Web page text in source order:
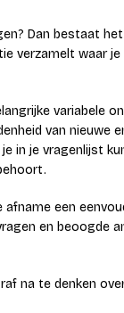
Dan bestaat
verzamelt waar
variabele
van nieuwe
in je vragenlijst
een
en beoogde
na te denken